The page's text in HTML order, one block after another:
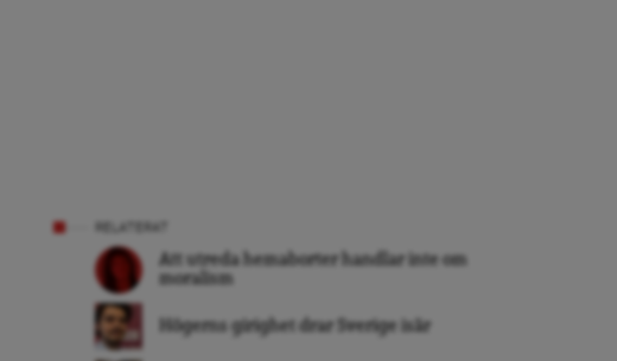
Att utreda hemaborter handlar inte om
moralism
Högerns girighet drar Sverige isär